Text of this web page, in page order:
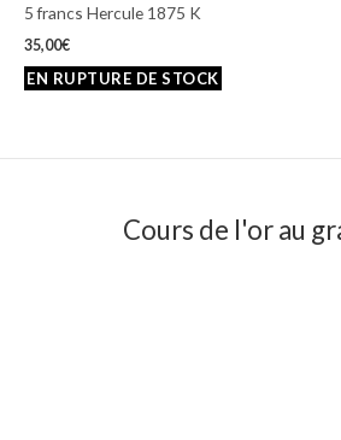
5 francs Hercule 1875 K
35,00€
Cours de l'or au